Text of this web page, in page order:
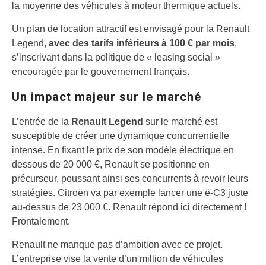
la moyenne des véhicules à moteur thermique actuels.
Un plan de location attractif est envisagé pour la Renault
Legend, avec des tarifs inférieurs à 100 € par mois,
s’inscrivant dans la politique de « leasing social »
encouragée par le gouvernement français.
Un impact majeur sur le marché
L’entrée de la Renault Legend sur le marché est
susceptible de créer une dynamique concurrentielle
intense. En fixant le prix de son modèle électrique en
dessous de 20 000 €, Renault se positionne en
précurseur, poussant ainsi ses concurrents à revoir leurs
stratégies. Citroën va par exemple lancer une ë-C3 juste
au-dessus de 23 000 €. Renault répond ici directement !
Frontalement.
Renault ne manque pas d’ambition avec ce projet.
L’entreprise vise la vente d’un million de véhicules